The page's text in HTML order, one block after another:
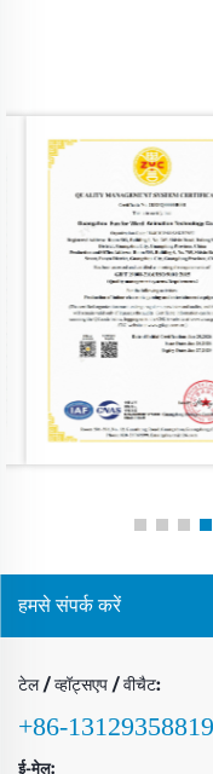
हमसे संपर्क करें
टेल / व्हॉट्सएप / वीचैट:
+86-13129358819
ई-मेल: